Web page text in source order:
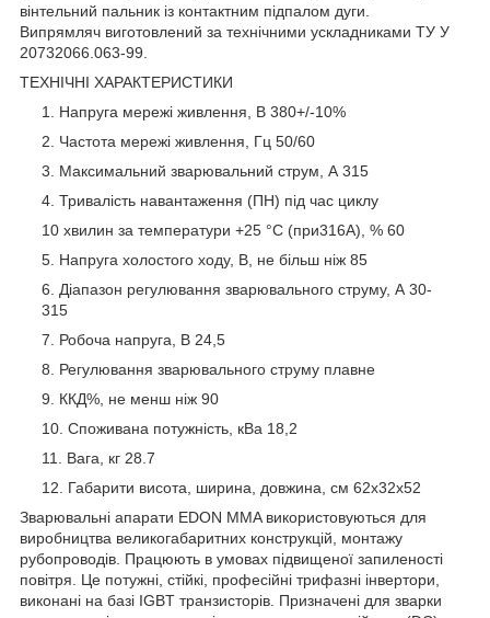
вінтельний пальник із контактним підпалом дуги.
Випрямляч виготовлений за технічними ускладниками ТУ У
20732066.063-99.
ТЕХНІЧНІ ХАРАКТЕРИСТИКИ
Напруга мережі живлення, В 380+/-10%
Частота мережі живлення, Гц 50/60
Максимальний зварювальний струм, А 315
Тривалість навантаження (ПН) під час циклу
10 хвилин за температури +25 °C (при316А), % 60
Напруга холостого ходу, В, не більш ніж 85
Діапазон регулювання зварювального струму, А 30-
315
Робоча напруга, В 24,5
Регулювання зварювального струму плавне
ККД%, не менш ніж 90
Споживана потужність, кВа 18,2
Вага, кг 28.7
Габарити висота, ширина, довжина, см 62х32х52
Зварювальні апарати EDON MMA використовуються для
виробництва великогабаритних конструкцій, монтажу
рубопроводів. Працюють в умовах підвищеної запиленості
повітря. Це потужні, стійкі, професійні трифазні інвертори,
виконані на базі IGBT транзисторів. Призначені для зварки